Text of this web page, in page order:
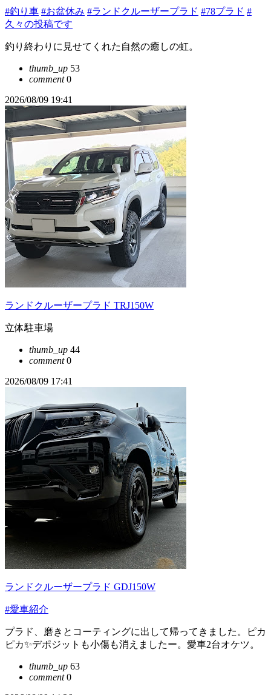
#釣り車 #お盆休み #ランドクルーザープラド #78プラド #
久々の投稿です
釣り終わりに見せてくれた自然の癒しの虹。
thumb_up 53
comment0
2026/08/09 19:41
ランドクルーザープラド TRJ150W
立体駐車場
thumb_up 44
comment0
2026/08/09 17:41
ランドクルーザープラド GDJ150W
#愛車紹介
プラド、磨きとコーティングに出して帰ってきました。ピカ
ピカ✨デポジットも小傷も消えましたー。愛車2台オケツ。
thumb_up 63
comment0